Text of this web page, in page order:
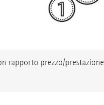
rapporto prezzo/prestazione